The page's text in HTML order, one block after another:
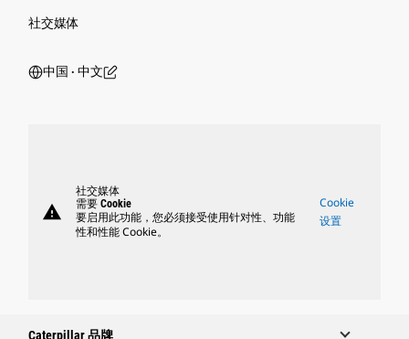
社交媒体
中国 ‧ 中文
warning
社交媒体
需要 Cookie
要启用此功能，您必须接受使用针对性、功能
性和性能 Cookie。
Cookie
设置
Caterpillar 品牌